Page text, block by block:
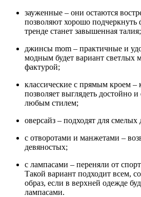
зауженные – они остаются
позволяют хорошо подчеркнуть
тренде станет завышенная талия;
джинсы mom – практичные и
модным будет вариант светлых
фактурой;
классические с прямым кроем –
позволяет выглядеть достойно и
любым стилем;
оверсайз – подходят для смелых
с отворотами и манжетами –
девяностых;
с лампасами – переняли от
Такой вариант подходит всем,
образ, если в верхней одежде
лампасами.